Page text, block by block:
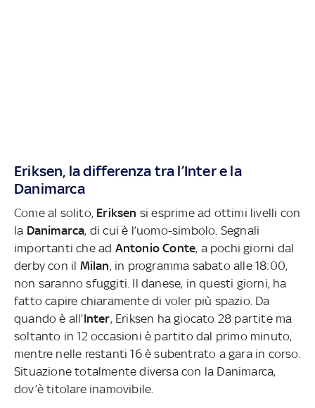
Eriksen, la differenza tra l’Inter e la
Danimarca
Come al solito, Eriksen si esprime ad ottimi livelli con
la Danimarca, di cui è l’uomo-simbolo. Segnali
importanti che ad Antonio Conte, a pochi giorni dal
derby con il Milan, in programma sabato alle 18:00,
non saranno sfuggiti. Il danese, in questi giorni, ha
fatto capire chiaramente di voler più spazio. Da
quando è all’Inter, Eriksen ha giocato 28 partite ma
soltanto in 12 occasioni è partito dal primo minuto,
mentre nelle restanti 16 è subentrato a gara in corso.
Situazione totalmente diversa con la Danimarca,
dov’è titolare inamovibile.